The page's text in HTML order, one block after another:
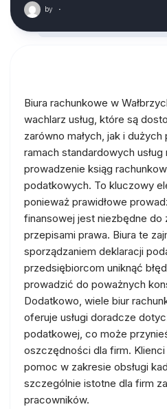
by ·
Biura rachunkowe w
wachlarz usług, które są
zarówno małych, jak i
ramach standardowych
prowadzenie ksiąg
podatkowych. To kluczowy
ponieważ prawidłowe
finansowej jest niezbędne do
przepisami prawa. Biura te
sporządzaniem deklaracji
przedsiębiorcom uniknąć
prowadzić do poważnych
Dodatkowo, wiele biur
oferuje usługi doradcze
podatkowej, co może
oszczędności dla firm.
pomoc w zakresie obsługi
szczególnie istotne dla firm
pracowników.